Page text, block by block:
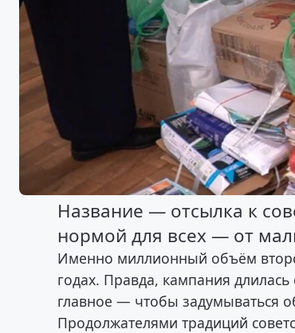
Название — отсылка к
нормой для всех — от
Именно миллионный объём
годах. Правда, кампания
главное — чтобы задумываться
Продолжателями традиций